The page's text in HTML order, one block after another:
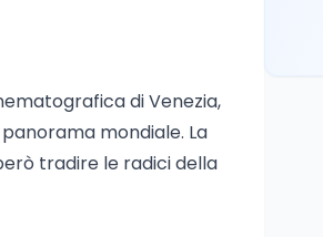
di Venezia,
mondiale. La
tradire le radici della